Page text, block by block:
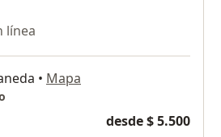
línea
• Mapa
desde $ 5.500